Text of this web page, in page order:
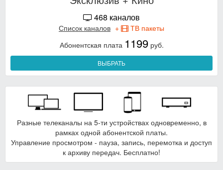
468 каналов
Список каналов +
ТВ пакеты
Абонентская плата 1199руб.
ВЫБРАТЬ
Разные телеканалы на 5-ти устройствах одновременно, в
рамках одной абонентской платы.
Управление просмотром - пауза, запись, перемотка и доступ
к архиву передач. Бесплатно!